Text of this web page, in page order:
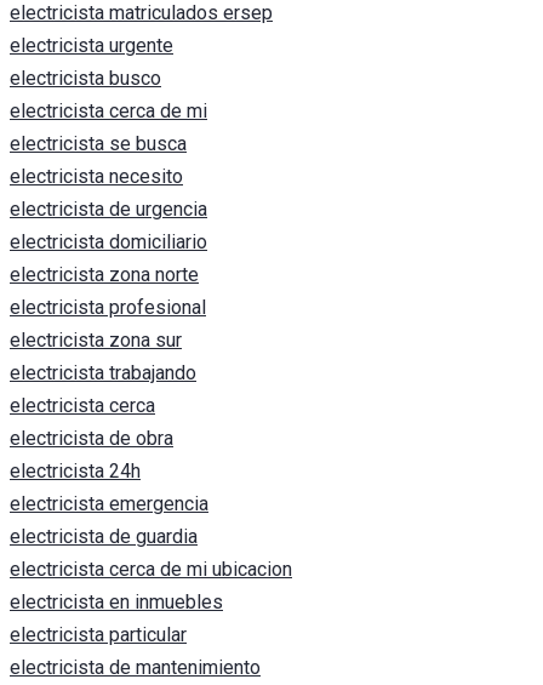
electricista matriculados ersep
electricista urgente
electricista busco
electricista cerca de mi
electricista se busca
electricista necesito
electricista de urgencia
electricista domiciliario
electricista zona norte
electricista profesional
electricista zona sur
electricista trabajando
electricista cerca
electricista de obra
electricista 24h
electricista emergencia
electricista de guardia
electricista cerca de mi ubicacion
electricista en inmuebles
electricista particular
electricista de mantenimiento